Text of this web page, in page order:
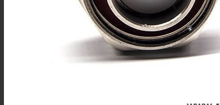
Mini BNC连接器
IPEX连接器